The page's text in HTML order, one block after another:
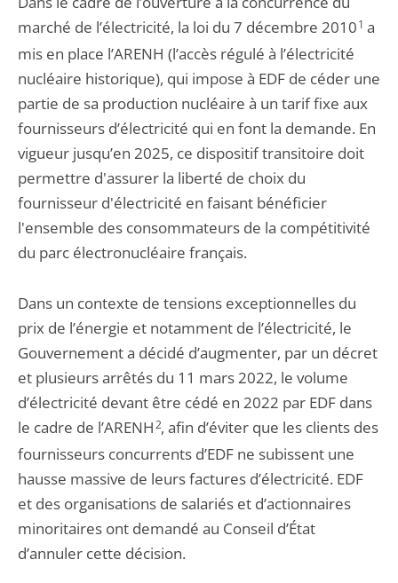
marché de l’électricité, la loi du 7 décembre 20101 a
mis en place l’ARENH (l’accès régulé à l’électricité
nucléaire historique), qui impose à EDF de céder une
partie de sa production nucléaire à un tarif fixe aux
fournisseurs d’électricité qui en font la demande. En
vigueur jusqu’en 2025, ce dispositif transitoire doit
permettre d'assurer la liberté de choix du
fournisseur d'électricité en faisant bénéficier
l'ensemble des consommateurs de la compétitivité
du parc électronucléaire français.
Dans un contexte de tensions exceptionnelles du
prix de l’énergie et notamment de l’électricité, le
Gouvernement a décidé d’augmenter, par un décret
et plusieurs arrêtés du 11 mars 2022, le volume
d’électricité devant être cédé en 2022 par EDF dans
le cadre de l’ARENH2, afin d’éviter que les clients des
fournisseurs concurrents d’EDF ne subissent une
hausse massive de leurs factures d’électricité. EDF
et des organisations de salariés et d’actionnaires
minoritaires ont demandé au Conseil d’État
d’annuler cette décision.